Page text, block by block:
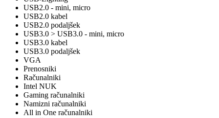
USB2.0 - mini, micro
USB2.0 kabel
USB2.0 podaljšek
USB3.0 > USB3.0 - mini, micro
USB3.0 kabel
USB3.0 podaljšek
VGA
Prenosniki
Računalniki
Intel NUK
Gaming računalniki
Namizni računalniki
All in One računalniki